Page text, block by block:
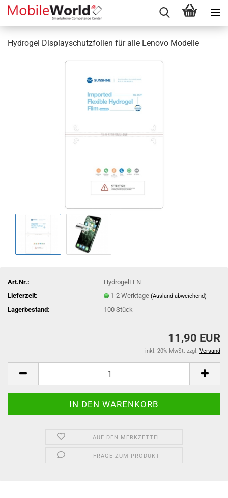
Hydrogel Displayschutzfolien für alle Lenovo Modelle
Art.Nr.:
HydrogelLEN
Lieferzeit:
1-2 Werktage(Ausland abweichend)
Lagerbestand: 100Stück
11,90 EUR
inkl. 20% MwSt. zzgl. Versand
AUF DEN MERKZETTEL
FRAGE ZUM PRODUKT